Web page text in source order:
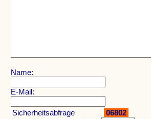
Name:
E-Mail:
Sicherheitsabfrage 06802